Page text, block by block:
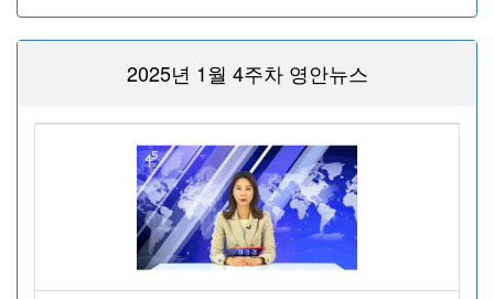
2025년 1월 4주차 영안뉴스